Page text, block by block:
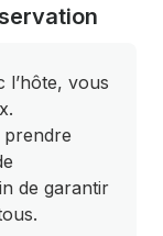
l’hôte, vous
prendre
de garantir